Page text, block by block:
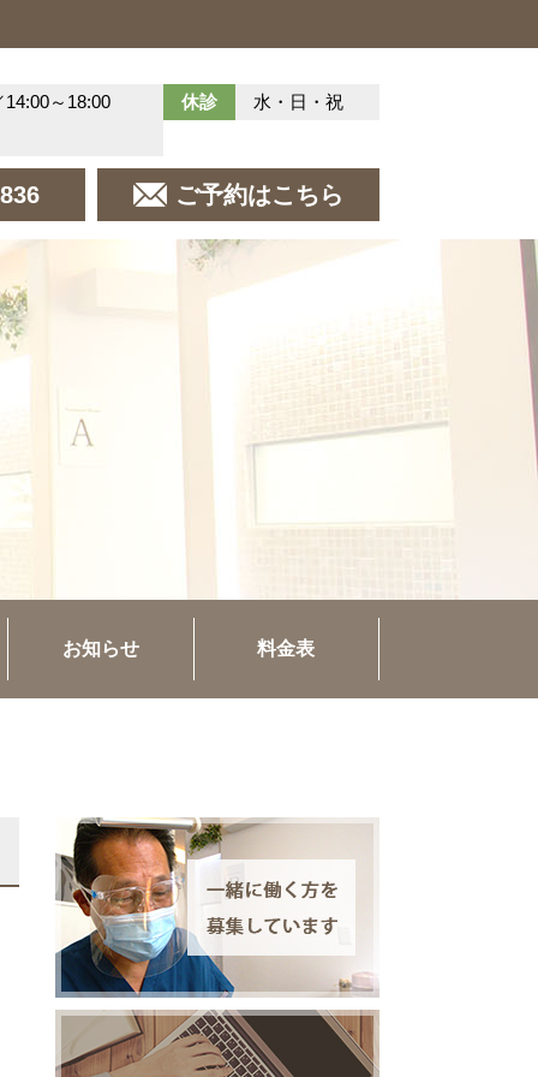
14:00～18:00 休診 水・日・祝
ご予約はこちら
お知らせ 料金表